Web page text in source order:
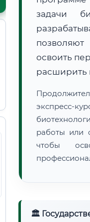
задачи
освоить
расширить
экспресс-
работы или
чтобы
🏛